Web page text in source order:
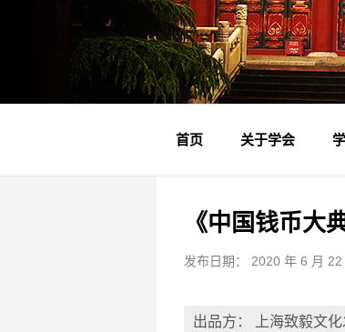
首页 关于学会
学会简介
章程制度
领导成员
理事名单
专家委员会
学术专家
学会会标
学会年鉴
《中国钱币大
发布日期： 2020 年 6 月 22
出品方： 上海致毅文